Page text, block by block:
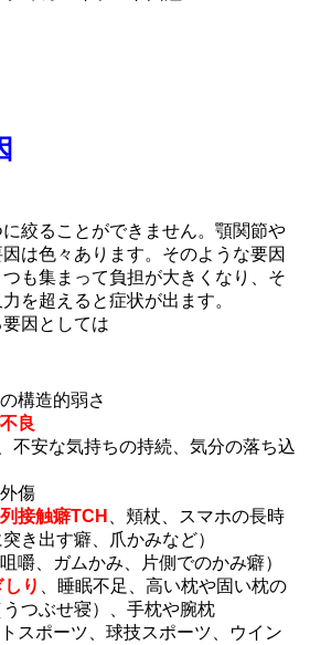
絞ることができません。顎関節や
は色々あります。そのような要因
も集まって負担が大きくなり、そ
を超えると症状が出ます。
因としては
構造的弱さ
良
不安な気持ちの持続、気分の落ち込
傷
接触癖TCH
、頬杖、スマホの長時
き出す癖、爪かみなど）
、ガムかみ、片側でのかみ癖）
り
、睡眠不足、高い枕や固い枕の
つぶせ寝）、手枕や腕枕
スポーツ、球技スポーツ、ウイン